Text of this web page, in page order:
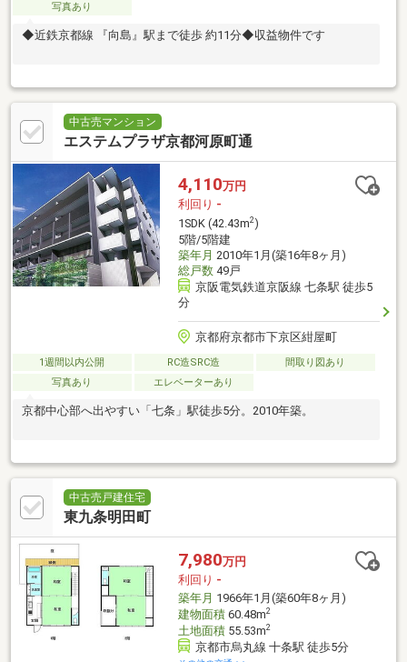
写真あり
◆近鉄京都線 『向島』駅まで徒歩 約11分◆収益物件です
中古売マンション
エステムプラザ京都河原町通
4,110万円
利回り -
1SDK (42.43m2)
5階/5階建
築年月 2010年1月(築16年8ヶ月)
総戸数49戸
京阪電気鉄道京阪線 七条駅 徒歩5
分
京都府京都市下京区紺屋町
1週間以内公開 RC造SRC造
間取り図あり
写真あり
エレベーターあり
京都中心部へ出やすい「七条」駅徒歩5分。2010年築。
中古売戸建住宅
東九条明田町
7,980万円
利回り -
築年月 1966年1月(築60年8ヶ月)
建物面積60.48m2
土地面積55.53m2
京都市烏丸線 十条駅 徒歩5分